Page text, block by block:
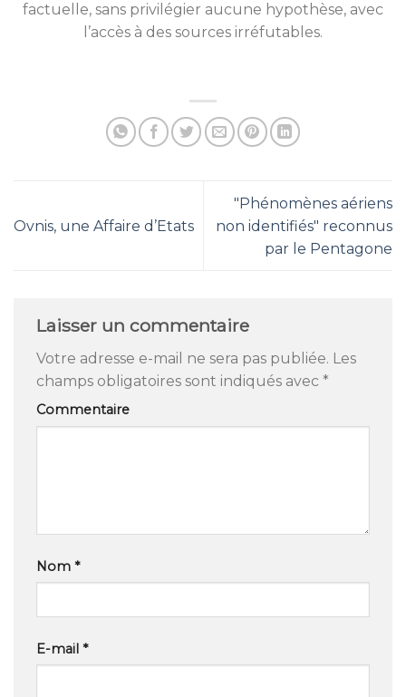
factuelle, sans privilégier aucune hypothèse, avec
l’accès à des sources irréfutables.
Ovnis, une Affaire d’Etats
"Phénomènes aériens
non identifiés" reconnus
par le Pentagone
Laisser un commentaire
Votre adresse e-mail ne sera pas publiée. Les
champs obligatoires sont indiqués avec *
Commentaire
Nom *
E-mail *